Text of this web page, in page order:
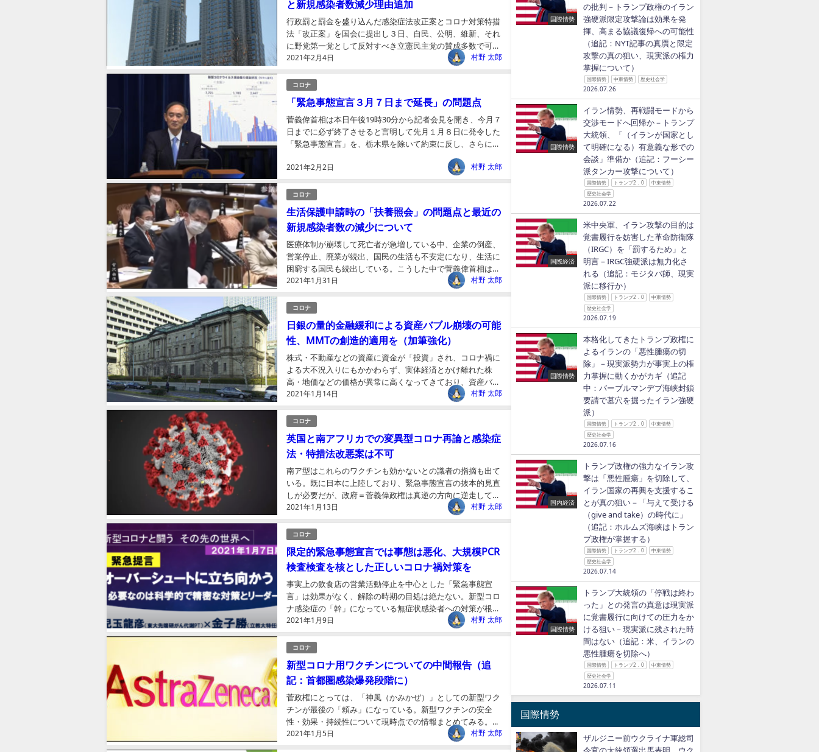
と新規感染者数減少理由追加
2021年2月4日
行政罰と罰金を盛り込んだ感染症法改正案とコロナ対策特措
法「改正案」を国会に提出し３日、自民、公明、維新、それ
に野党第一党として反対すべき立憲民主党の賛成多数で可決
成立した。両方の問題点を指摘するとともに、新規感染者減
少の...
村野 太郎
コロナ
「緊急事態宣言３月７日まで延長」の問題点
2021年2月2日
菅義偉首相は本日午後19時30分から記者会見を開き、今月７
日までに必ず終了させると言明して先月１月８日に発令した
「緊急事態宣言」を、栃木県を除いて約束に反し、さらに１
カ月延長すると明言した。延長した理由について首相は、
飲...
村野 太郎
コロナ
生活保護申請時の「扶養照会」の問題点と最近の
新規感染者数の減少について
2021年1月31日
医療体制が崩壊して死亡者が急増している中、企業の倒産、
営業停止、廃業が続出、国民の生活も不安定になり、生活に
困窮する国民も続出している。こうした中で菅義偉首相は
「最後は生活保護制度」に頼れと無責任な発言をした。生活
保護申...
村野 太郎
コロナ
日銀の量的金融緩和による資産バブル崩壊の可能
性、MMTの創造的適用を（加筆強化）
2021年1月14日
株式・不動産などの資産に資金が「投資」され、コロナ禍に
よる大不況入りにもかかわらず、実体経済とかけ離れた株
高・地価などの価格が異常に高くなってきており、資産バブ
ルが発生している。米国では長期金利に上昇の傾向が出てき
ており...
村野 太郎
コロナ
英国と南アフリカでの変異型コロナ再論と感染症
法・特措法改悪案は不可
2021年1月13日
南ア型はこれらのワクチンも効かないとの識者の指摘も出て
いる。既に日本に上陸しており、緊急事態宣言の抜本的見直
しが必要だが、政府＝菅義偉政権は真逆の方向に逆走してい
る。...
村野 太郎
コロナ
限定的緊急事態宣言では事態は悪化、大規模PCR
検査検査を核とした正しいコロナ禍対策を
2021年1月9日
事実上の飲食店の営業活動停止を中心とした「緊急事態宣
言」は効果がなく、解除の時期の目処は絶たない。新型コロ
ナ感染症の「幹」になっている無症状感染者への対策が根本
であり、「政変」にも直結する。...
村野 太郎
コロナ
新型コロナ用ワクチンについての中間報告（追
記：首都圏感染爆発段階に）
2021年1月5日
菅政権にとっては、「神風（かみかぜ）」としての新型ワク
チンが最後の「頼み」になっている。新型ワクチンの安全
性・効果・持続性について現時点での情報まとめてみる。...
村野 太郎
国際情勢
の批判－トランプ政権のイラン
強硬派限定攻撃論は効果を発
揮、高まる協議復帰への可能性
（追記：NYT記事の真贋と限定
攻撃の真の狙い、現実派の権力
掌握について）
国際情勢 中東情勢 歴史社会学
2026.07.26
国際情勢
イラン情勢、再戦闘モードから
交渉モードへ回帰か－トランプ
大統領、「（イランが国家とし
て明確になる）有意義な形での
会談」準備か（追記：フーシー
派タンカー攻撃について）
国際情勢 トランプ2．0
中東情勢
歴史社会学
2026.07.22
国際経済
米中央軍、イラン攻撃の目的は
覚書履行を妨害した革命防衛隊
（IRGC）を「罰するため」と
明言－IRGC強硬派は無力化さ
れる（追記：モジタバ師、現実
派に移行か）
国際情勢 トランプ2．0
中東情勢
歴史社会学
2026.07.19
国際情勢
本格化してきたトランプ政権に
よるイランの「悪性腫瘍の切
除」－現実派勢力が事実上の権
力掌握に動くかがカギ（追記
中：バーブルマンデブ海峡封鎖
要請で墓穴を掘ったイラン強硬
派）
国際情勢 トランプ2．0
中東情勢
歴史社会学
2026.07.16
国内経済
トランプ政権の強力なイラン攻
撃は「悪性腫瘍」を切除して、
イラン国家の再興を支援するこ
とが真の狙い－「与えて受ける
（give and take）の時代に」
（追記：ホルムズ海峡はトラン
プ政権が掌握する）
国際情勢 トランプ2．0
中東情勢
歴史社会学
2026.07.14
国際情勢
トランプ大統領の「停戦は終わ
った」との発言の真意は現実派
に覚書履行に向けての圧力をか
ける狙い－現実派に残された時
間はない（追記：米、イランの
悪性腫瘍を切除へ）
国際情勢 トランプ2．0
中東情勢
歴史社会学
2026.07.11
国際情勢
ザルジニー前ウクライナ軍総司